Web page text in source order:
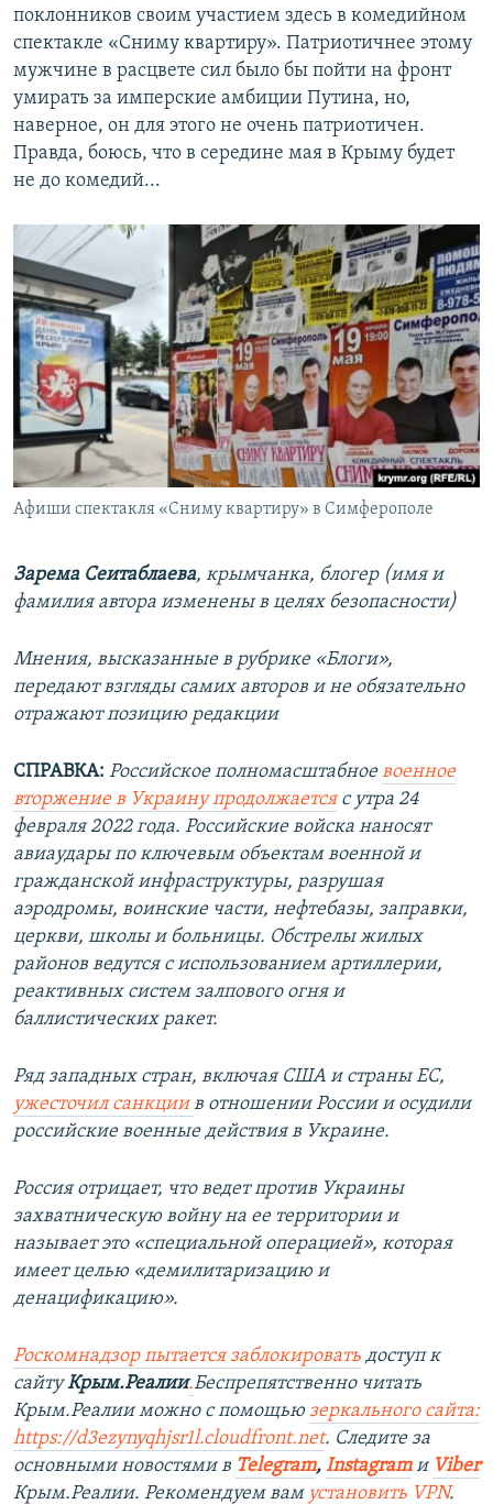
поклонников своим участием здесь в комедийном
спектакле «Сниму квартиру». Патриотичнее этому
мужчине в расцвете сил было бы пойти на фронт
умирать за имперские амбиции Путина, но,
наверное, он для этого не очень патриотичен.
Правда, боюсь, что в середине мая в Крыму будет
не до комедий...
Афиши спектакля «Сниму квартиру» в Симферополе
Зарема Сеитаблаева, крымчанка, блогер (имя и
фамилия автора изменены в целях безопасности)
Мнения, высказанные в рубрике «Блоги»,
передают взгляды самих авторов и не обязательно
отражают позицию редакции
СПРАВКА: Российское полномасштабноевоенное
вторжение в Украину продолжаетсяс утра 24
февраля 2022 года. Российские войска наносят
авиаудары по ключевым объектам военной и
гражданской инфраструктуры, разрушая
аэродромы, воинские части, нефтебазы, заправки,
церкви, школы и больницы. Обстрелы жилых
районов ведутся с использованием артиллерии,
реактивных систем залпового огня и
баллистических ракет.
Ряд западных стран, включая США и страны ЕС,
ужесточил санкциив отношении России и осудили
российские военные действия в Украине.
Россия отрицает, что ведет против Украины
захватническую войну на ее территории и
называет это «специальной операцией», которая
имеет целью «демилитаризацию и
денацификацию».
Роскомнадзор пытается заблокировать доступ к
сайтуКрым.Реалии.Беспрепятственно читать
Крым.Реалии можно с помощью зеркального сайта:
https://d3ezynyqhjsr1l.cloudfront.net. Следите за
основными новостями в Telegram, Instagramи Viber
Крым.Реалии. Рекомендуем вам установить VPN.